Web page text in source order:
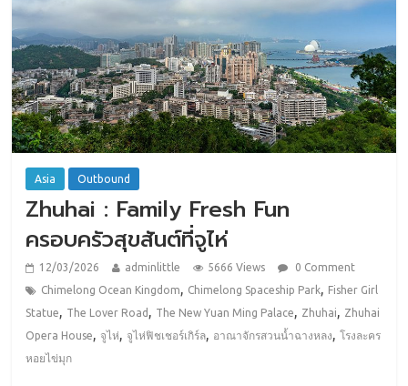
Asia Outbound
Zhuhai : Family Fresh Fun
ครอบครัวสุขสันต์ที่จูไห่
12/03/2026 adminlittle 5666 Views
0 Comment
Chimelong Ocean Kingdom, Chimelong Spaceship Park, Fisher Girl
Statue, The Lover Road , The New Yuan Ming Palace, Zhuhai, Zhuhai
Opera House, จูไห่, จูไห่ฟิชเชอร์เกิร์ล, อาณาจักรสวนน้ำฉางหลง,โรงละคร
หอยไข่มุก